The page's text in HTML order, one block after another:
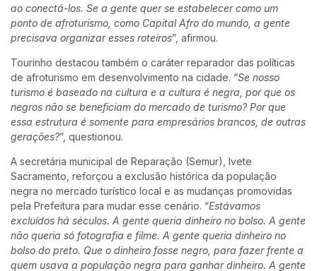
ao conectá-los. Se a gente quer se estabelecer como um
ponto de afroturismo, como Capital Afro do mundo, a gente
precisava organizar esses roteiros”, afirmou.
Tourinho destacou também o caráter reparador das políticas
de afroturismo em desenvolvimento na cidade. “Se nosso
turismo é baseado na cultura e a cultura é negra, por que os
negros não se beneficiam do mercado de turismo? Por que
essa estrutura é somente para empresários brancos, de outras
gerações?”, questionou.
A secretária municipal de Reparação (Semur), Ivete
Sacramento, reforçou a exclusão histórica da população
negra no mercado turístico local e as mudanças promovidas
pela Prefeitura para mudar esse cenário. “Estávamos
excluídos há séculos. A gente queria dinheiro no bolso. A gente
não queria só fotografia e filme. A gente queria dinheiro no
bolso do preto. Que o dinheiro fosse negro, para fazer frente a
quem usava a população negra para ganhar dinheiro. A gente